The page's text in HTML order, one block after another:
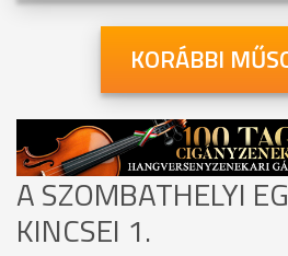
KORÁBBI
A SZOMBATHELYI
KINCSEI 1.